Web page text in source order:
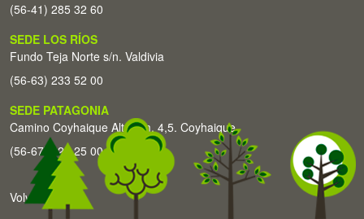
(56-41) 285 32 60
SEDE LOS RÍOS
Fundo Teja Norte s/n. Valdivia
(56-63) 233 52 00
SEDE PATAGONIA
Camino Coyhaique Alto Km. 4,5. Coyhaique
(56-67) 226 25 00
Volver arriba